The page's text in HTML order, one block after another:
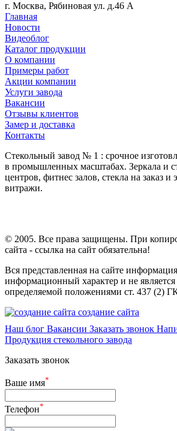
г. Москва, Рябиновая ул. д.46 А
Главная
Новости
Видеоблог
Каталог продукции
О компании
Примеры работ
Акции компании
Услуги завода
Вакансии
Отзывы клиентов
Замер и доставка
Контакты
Стекольный завод № 1 : срочное
в промышленных масштабах. Зеркала и
центров, фитнес залов, стекла на заказ
витражи.
© 2005. Все права защищены. При
сайта - ссылка на сайт обязательна!
Вся представленная на сайте
информационный характер и не
определяемой положениями ст. 437 (2)
создание сайта
Наш блог Вакансии Заказать звонок
Продукция стекольного завода
Заказать звонок
Ваше имя*
Телефон*